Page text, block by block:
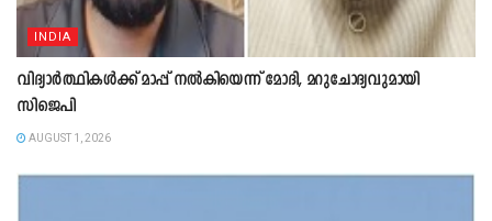
INDIA
വിദ്യാർത്ഥികൾക്ക് മാപ്പ് നൽകിയെന്ന് മോദി, മറുചോദ്യവുമായി
സിജെപി
AUGUST 1, 2026